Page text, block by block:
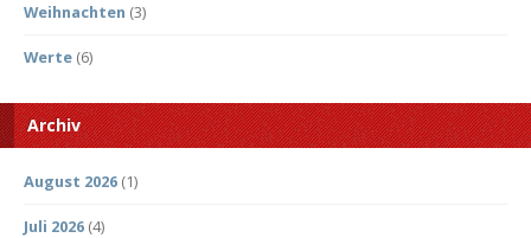
Weihnachten (3)
Werte (6)
Archiv
August 2026 (1)
Juli 2026 (4)